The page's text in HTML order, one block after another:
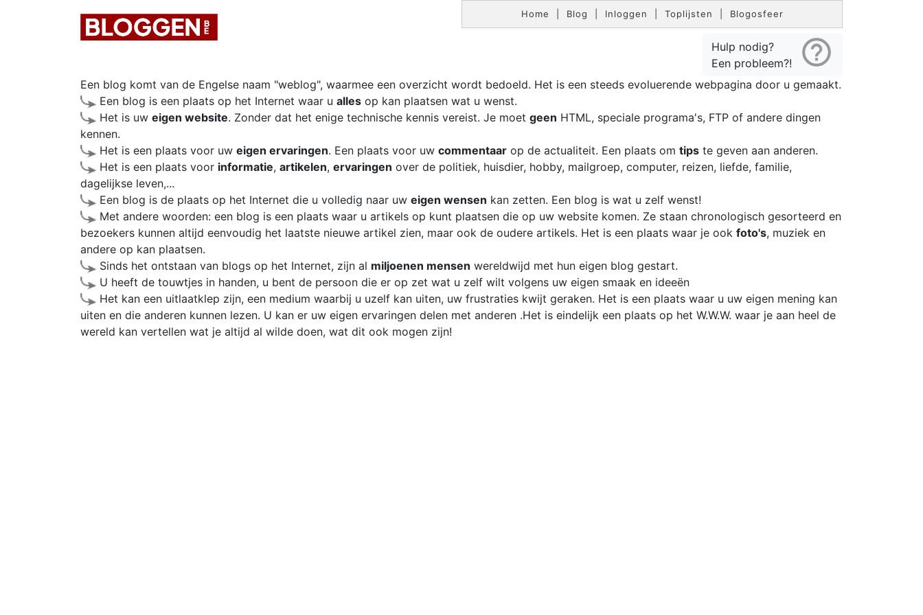
Home Blog Inloggen Toplijsten Blogosfeer
help_outline
Hulp nodig?
Een probleem?!
Een blog komt van de Engelse naam "weblog", waarmee een overzicht wordt bedoeld. Het is een steeds evoluerende webpagina door u gemaakt.
Een blog is een plaats op het Internet waar u alles op kan plaatsen wat u wenst.
Het is uw eigen website. Zonder dat het enige technische kennis vereist. Je moet geen HTML, speciale programa's, FTP of andere dingen
kennen.
Het is een plaats voor uw eigen ervaringen. Een plaats voor uw commentaar op de actualiteit. Een plaats om tips te geven aan anderen.
Het is een plaats voor informatie, artikelen, ervaringen over de politiek, huisdier, hobby, mailgroep, computer, reizen, liefde, familie,
dagelijkse leven,...
Een blog is de plaats op het Internet die u volledig naar uw eigen wensen kan zetten. Een blog is wat u zelf wenst!
Met andere woorden: een blog is een plaats waar u artikels op kunt plaatsen die op uw website komen. Ze staan chronologisch gesorteerd en
bezoekers kunnen altijd eenvoudig het laatste nieuwe artikel zien, maar ook de oudere artikels. Het is een plaats waar je ook foto's, muziek en
andere op kan plaatsen.
Sinds het ontstaan van blogs op het Internet, zijn al miljoenen mensen wereldwijd met hun eigen blog gestart.
U heeft de touwtjes in handen, u bent de persoon die er op zet wat u zelf wilt volgens uw eigen smaak en ideeën
Het kan een uitlaatklep zijn, een medium waarbij u uzelf kan uiten, uw frustraties kwijt geraken. Het is een plaats waar u uw eigen mening kan
uiten en die anderen kunnen lezen. U kan er uw eigen ervaringen delen met anderen .Het is eindelijk een plaats op het W.W.W. waar je aan heel de
wereld kan vertellen wat je altijd al wilde doen, wat dit ook mogen zijn!